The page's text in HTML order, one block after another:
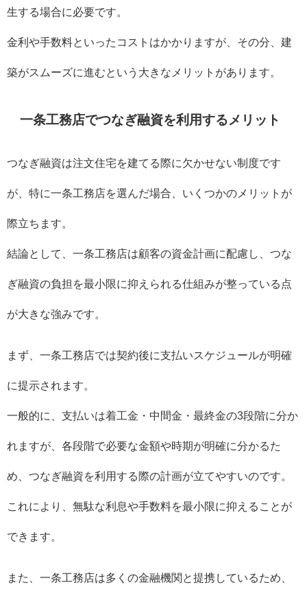
生する場合に必要です。
金利や手数料といったコストはかかりますが、その分、建
築がスムーズに進むという大きなメリットがあります。
一条工務店でつなぎ融資を利用するメリット
つなぎ融資は注文住宅を建てる際に欠かせない制度です
が、特に一条工務店を選んだ場合、いくつかのメリットが
際立ちます。
結論として、一条工務店は顧客の資金計画に配慮し、つな
ぎ融資の負担を最小限に抑えられる仕組みが整っている点
が大きな強みです。
まず、一条工務店では契約後に支払いスケジュールが明確
に提示されます。
一般的に、支払いは着工金・中間金・最終金の3段階に分か
れますが、各段階で必要な金額や時期が明確に分かるた
め、つなぎ融資を利用する際の計画が立てやすいのです。
これにより、無駄な利息や手数料を最小限に抑えることが
できます。
また、一条工務店は多くの金融機関と提携しているため、